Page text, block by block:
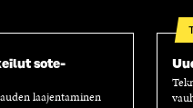
sote-
laajentaminen